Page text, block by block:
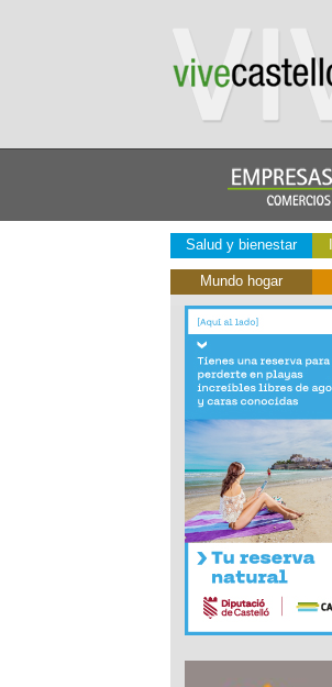
Salud y bienestar
Mundo hogar